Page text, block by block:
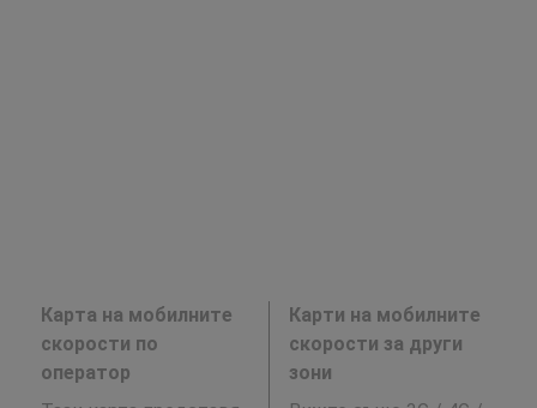
Карта на мобилните
скорости по
оператор
Карти на мобилните
скорости за други
зони